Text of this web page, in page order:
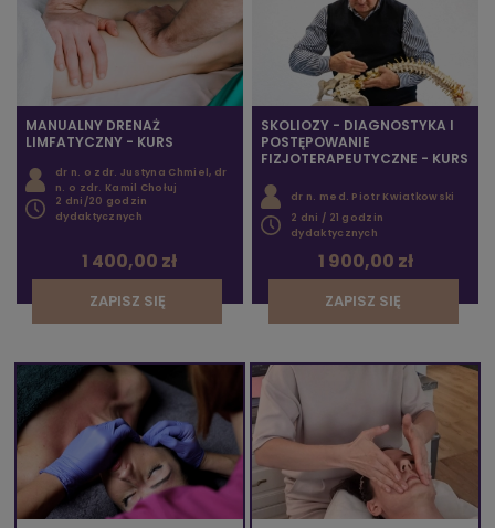
MANUALNY DRENAŻ
LIMFATYCZNY - KURS
dr n. o zdr. Justyna Chmiel, dr
n. o zdr. Kamil Chołuj
2 dni/20 godzin
dydaktycznych
1 400,00 zł
ZAPISZ SIĘ
SKOLIOZY - DIAGNOSTYKA I
POSTĘPOWANIE
FIZJOTERAPEUTYCZNE - KURS
dr n. med. Piotr Kwiatkowski
2 dni / 21 godzin
dydaktycznych
1 900,00 zł
ZAPISZ SIĘ